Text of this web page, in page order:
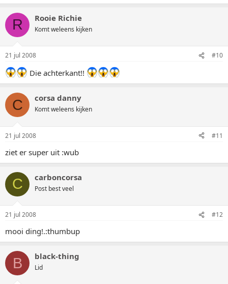
R Rooie Richie
Komt weleens kijken
21 jul 2008 #10
Die achterkant!!
C corsa danny
Komt weleens kijken
21 jul 2008 #11
ziet er super uit :wub
C carboncorsa
Post best veel
21 jul 2008 #12
mooi ding!.:thumbup
B black-thing
Lid